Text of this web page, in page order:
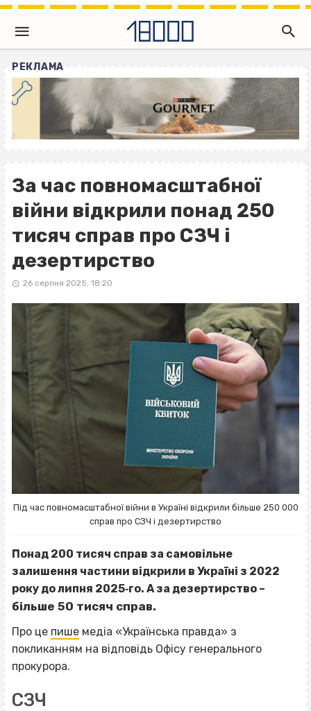
РЕКЛАМА
За час повномасштабної
війни відкрили понад 250
тисяч справ про СЗЧ і
дезертирство
26 серпня 2025, 18:20
Під час повномасштабної війни в Україні відкрили більше 250 000
справ про СЗЧ і дезертирство
Понад 200 тисяч справ за самовільне
залишення частини відкрили в Україні з 2022
року до липня 2025‐го. А за дезертирство –
більше 50 тисяч справ.
Про це пише медіа «Українська правда» з
покликанням на відповідь Офісу генерального
прокурора.
СЗЧ